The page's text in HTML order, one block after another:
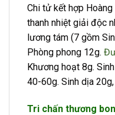
Chi tử kết hợp
thanh nhiệt giải độc
lương tám (7 gồm
Phòng phong 12g.
Khương hoạt 8g.
40-60g. Sinh dịa
Tri chấn thương